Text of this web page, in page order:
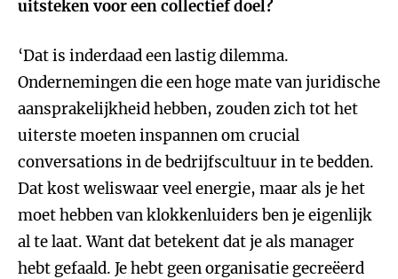
uitsteken voor een collectief doel?
‘Dat is inderdaad een lastig dilemma.
Ondernemingen die een hoge mate van juridische
aansprakelijkheid hebben, zouden zich tot het
uiterste moeten inspannen om crucial
conversations in de bedrijfscultuur in te bedden.
Dat kost weliswaar veel energie, maar als je het
moet hebben van klokkenluiders ben je eigenlijk
al te laat. Want dat betekent dat je als manager
hebt gefaald. Je hebt geen organisatie gecreëerd